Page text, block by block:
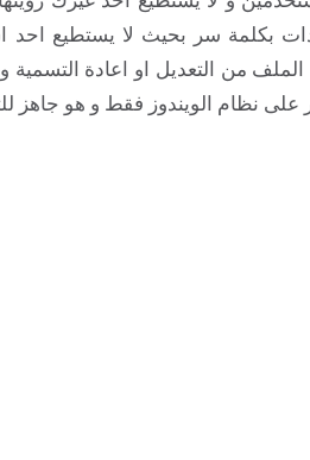
بكلمة سر بحيث لا يستطيع احد
على نظام الويندوز فقط و هو جاهز